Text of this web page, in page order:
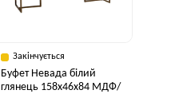
Закінчується
Буфет Невада білий
глянець 158x46x84 МДФ/